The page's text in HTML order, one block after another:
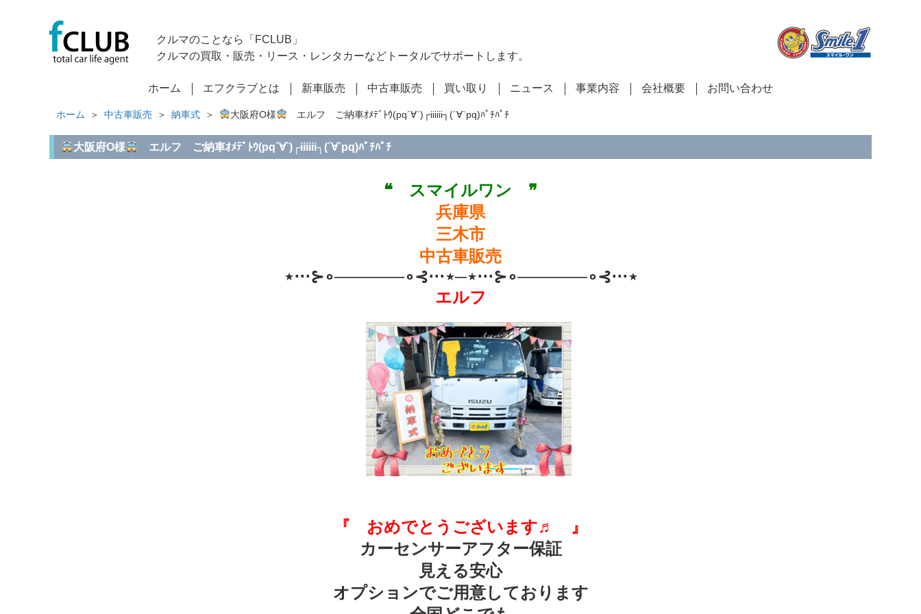
クルマのことなら「FCLUB」
クルマの買取・販売・リース・レンタカーなどトータルでサポートします。
ホーム エフクラブとは 新車販売 中古車販売 買い取り ニュース 事業内容 会社概要 お問い合わせ
ホーム 中古車販売 納車式 大阪府O様 エルフ ご納車ｵﾒﾃﾞﾄｳ(pq´∀`)┌iiiiii┐(´∀`pq)ﾊﾟﾁﾊﾟﾁ
大阪府O様 エルフ ご納車ｵﾒﾃﾞﾄｳ(pq´∀`)┌iiiiii┐(´∀`pq)ﾊﾟﾁﾊﾟﾁ
❝ スマイルワン ❞
兵庫県
三木市
中古車販売
⋆⋅⋅⋅⊱∘──────∘⊰⋅⋅⋅⋆─⋆⋅⋅⋅⊱∘──────∘⊰⋅⋅⋅⋆
エルフ
『 おめでとうございます♬ 』
カーセンサーアフター保証
見える安心
オプションでご用意しております